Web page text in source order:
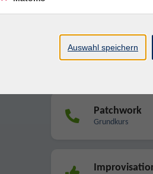
Lesen alter
Patchwork
Grundkurs
Auswahl speichern